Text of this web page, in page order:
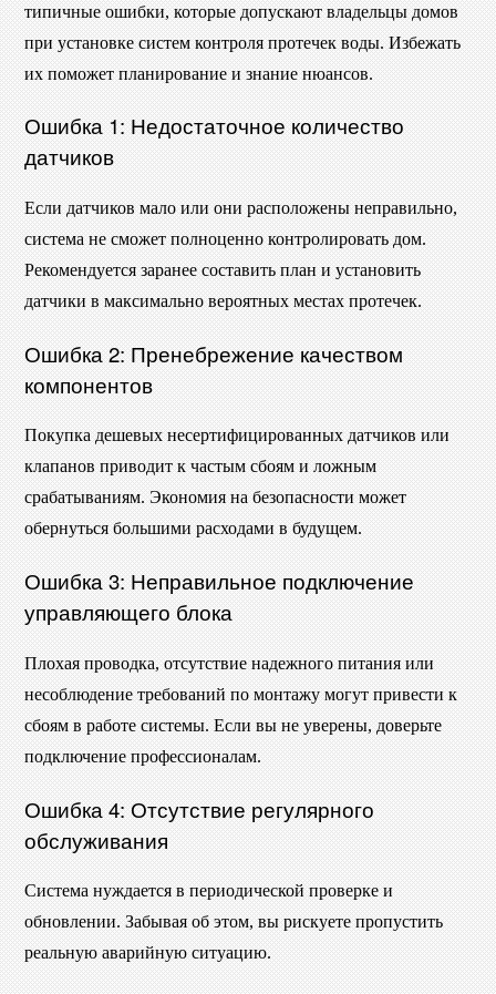
типичные ошибки, которые допускают владельцы домов
при установке систем контроля протечек воды. Избежать
их поможет планирование и знание нюансов.
Ошибка 1: Недостаточное количество
датчиков
Если датчиков мало или они расположены неправильно,
система не сможет полноценно контролировать дом.
Рекомендуется заранее составить план и установить
датчики в максимально вероятных местах протечек.
Ошибка 2: Пренебрежение качеством
компонентов
Покупка дешевых несертифицированных датчиков или
клапанов приводит к частым сбоям и ложным
срабатываниям. Экономия на безопасности может
обернуться большими расходами в будущем.
Ошибка 3: Неправильное подключение
управляющего блока
Плохая проводка, отсутствие надежного питания или
несоблюдение требований по монтажу могут привести к
сбоям в работе системы. Если вы не уверены, доверьте
подключение профессионалам.
Ошибка 4: Отсутствие регулярного
обслуживания
Система нуждается в периодической проверке и
обновлении. Забывая об этом, вы рискуете пропустить
реальную аварийную ситуацию.